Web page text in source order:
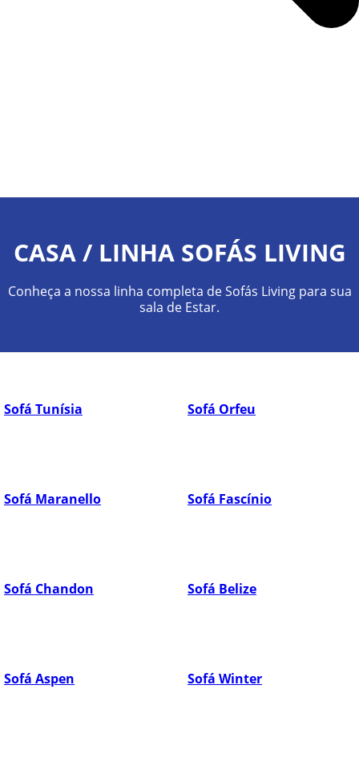
CASA / LINHA SOFÁS LIVING
Conheça a nossa linha completa de Sofás Living para sua
sala de Estar.
Sofá Tunísia Sofá Orfeu
Sofá Maranello Sofá Fascínio
Sofá Chandon Sofá Belize
Sofá Aspen Sofá Winter